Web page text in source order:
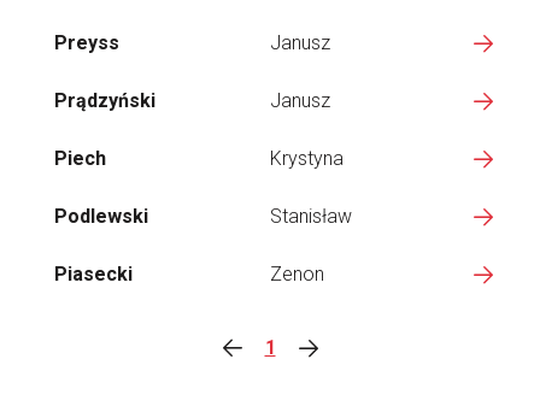
Preyss Janusz
Prądzyński Janusz
Piech Krystyna
Podlewski Stanisław
Piasecki Zenon
1